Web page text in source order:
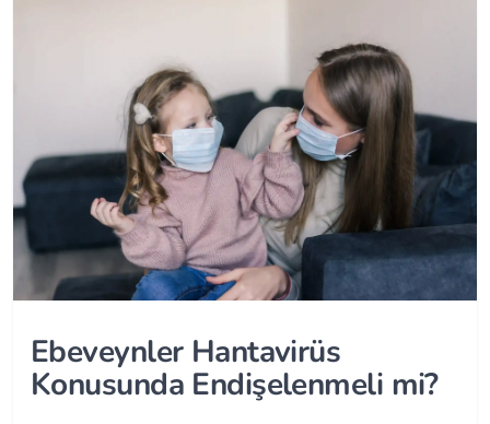
Ebeveynler Hantavirüs
Konusunda Endişelenmeli mi?